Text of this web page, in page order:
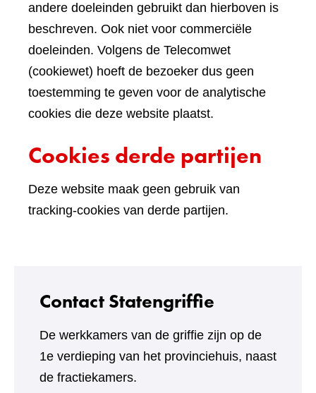
andere doeleinden gebruikt dan hierboven is
beschreven. Ook niet voor commerciële
doeleinden. Volgens de Telecomwet
(cookiewet) hoeft de bezoeker dus geen
toestemming te geven voor de analytische
cookies die deze website plaatst.
Cookies derde partijen
Deze website maak geen gebruik van
tracking-cookies van derde partijen.
Contact Statengriffie
De werkkamers van de griffie zijn op de
1e verdieping van het provinciehuis, naast
de fractiekamers.